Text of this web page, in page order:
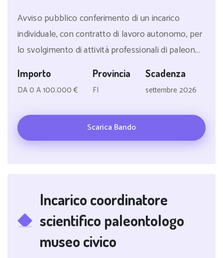
Avviso pubblico conferimento di un incarico
individuale, con contratto di lavoro autonomo, per
lo svolgimento di attività professionali di paleon...
Importo
DA 0 A 100.000 €
Provincia
FI
Scadenza
settembre 2026
Scarica Bando
Incarico coordinatore
scientifico paleontologo
museo civico